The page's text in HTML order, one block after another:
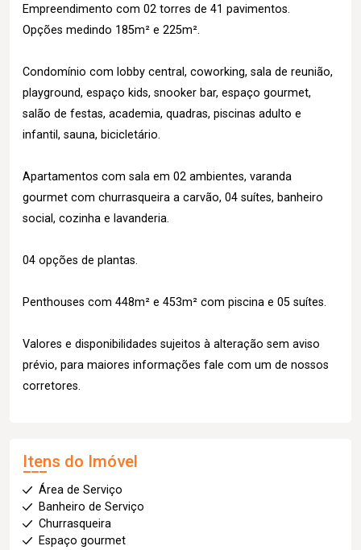
Empreendimento com 02 torres de 41 pavimentos.
Opções medindo 185m² e 225m².
Condomínio com lobby central, coworking, sala de reunião,
playground, espaço kids, snooker bar, espaço gourmet,
salão de festas, academia, quadras, piscinas adulto e
infantil, sauna, bicicletário.
Apartamentos com sala em 02 ambientes, varanda
gourmet com churrasqueira a carvão, 04 suítes, banheiro
social, cozinha e lavanderia.
04 opções de plantas.
Penthouses com 448m² e 453m² com piscina e 05 suítes.
Valores e disponibilidades sujeitos à alteração sem aviso
prévio, para maiores informações fale com um de nossos
corretores.
Itens do Imóvel
Área de Serviço
Banheiro de Serviço
Churrasqueira
Espaço gourmet